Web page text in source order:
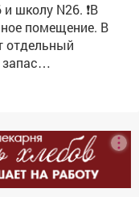
N26. ❗️В
помещение. В
отдельный
хранения.
и педагоги, но и
укрытия
с несущими